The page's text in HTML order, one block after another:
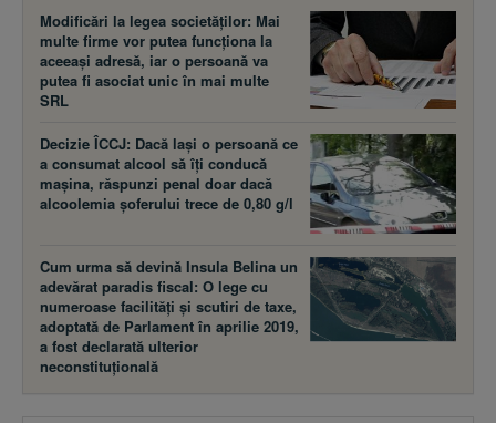
Modificări la legea societăţilor: Mai
multe firme vor putea funcţiona la
aceeaşi adresă, iar o persoană va
putea fi asociat unic în mai multe
SRL
Decizie ÎCCJ: Dacă laşi o persoană ce
a consumat alcool să îţi conducă
maşina, răspunzi penal doar dacă
alcoolemia şoferului trece de 0,80 g/l
Cum urma să devină Insula Belina un
adevărat paradis fiscal: O lege cu
numeroase facilităţi şi scutiri de taxe,
adoptată de Parlament în aprilie 2019,
a fost declarată ulterior
neconstituţională